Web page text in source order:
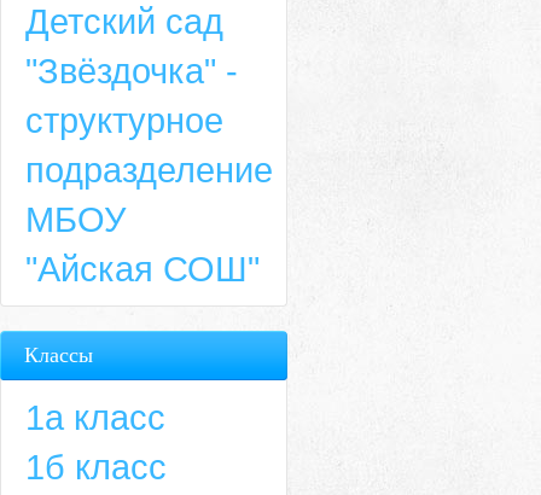
Детский сад
"Звёздочка" -
структурное
подразделение
МБОУ
"Айская СОШ"
Классы
1а класс
1б класс